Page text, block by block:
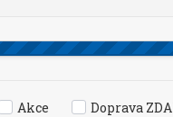
Akce Doprava